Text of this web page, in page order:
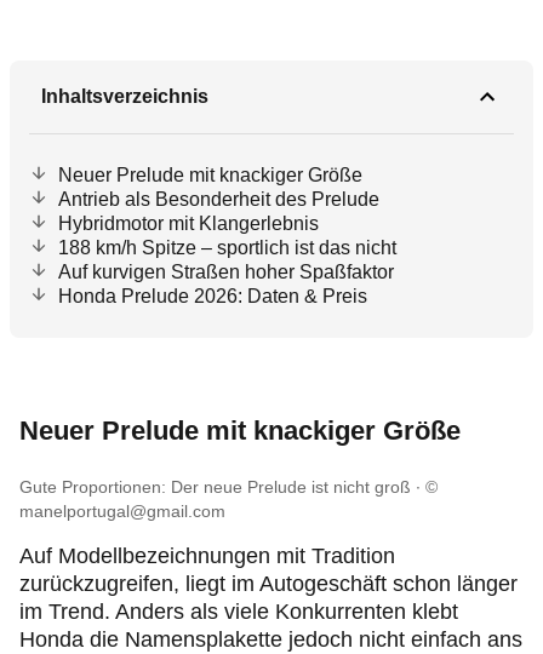
Inhaltsverzeichnis
Neuer Prelude mit knackiger Größe
Antrieb als Besonderheit des Prelude
Hybridmotor mit Klangerlebnis
188 km/h Spitze – sportlich ist das nicht
Auf kurvigen Straßen hoher Spaßfaktor
Honda Prelude 2026: Daten & Preis
Neuer Prelude mit knackiger Größe
Gute Proportionen: Der neue Prelude ist nicht groß
©
manelportugal@gmail.com
Auf Modellbezeichnungen mit Tradition
zurückzugreifen, liegt im Autogeschäft schon länger
im Trend. Anders als viele Konkurrenten klebt
Honda die Namensplakette jedoch nicht einfach ans